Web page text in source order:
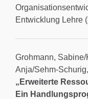
Entwicklung Lehre
Grohmann,
Anja/Sehm-
„Erweiterte
Ein